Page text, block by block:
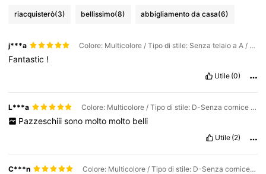
riacquisterò(3) bellissimo(8) abbigliamento da casa(6)
j***a Colore: Multicolore / Tipo di stile: Senza telaio a A / Misure: 50*70 cm
Fantastic !
Utile (0)
L***a Colore: Multicolore / Tipo di stile: D-Senza cornice / Misure: 40*60cm
Pazzeschiii sono molto molto belli
Utile (2)
C***n Colore: Multicolore / Tipo di stile: D-Senza cornice / Misure: 50*70 cm